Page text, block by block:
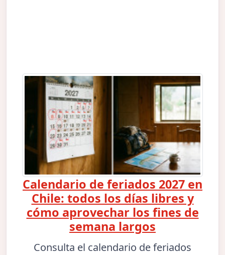
Calendario de feriados 2027 en
Chile: todos los días libres y
cómo aprovechar los fines de
semana largos
Consulta el calendario de feriados